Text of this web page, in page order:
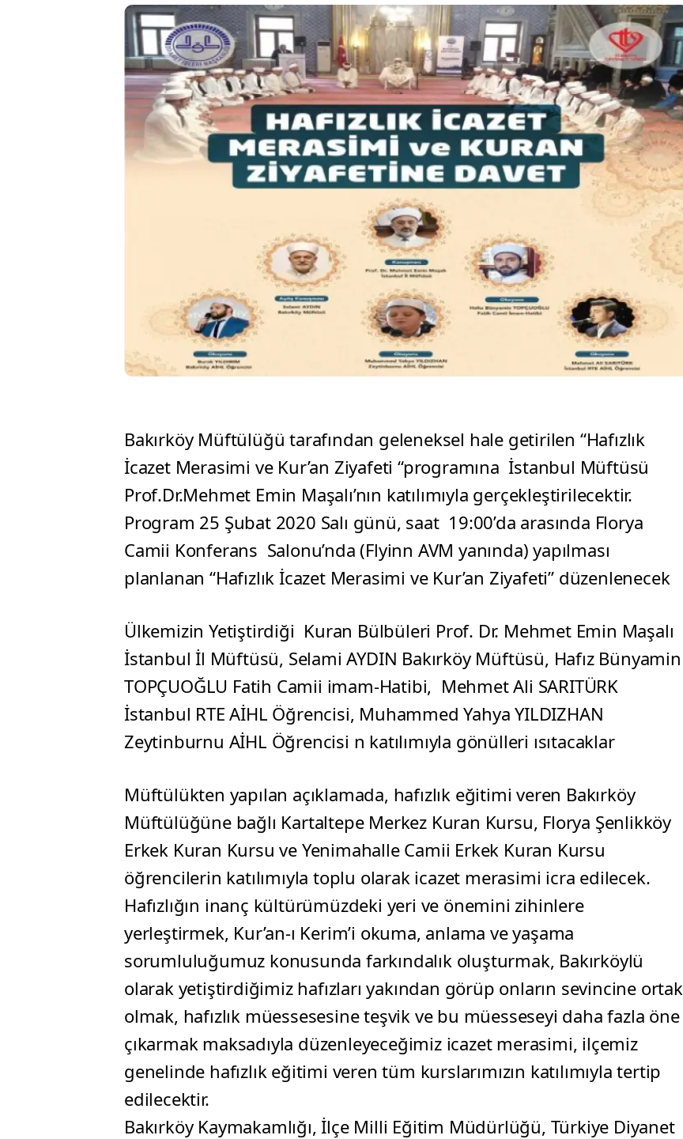
Bakırköy Müftülüğü tarafından geleneksel hale getirilen “Hafızlık
İcazet Merasimi ve Kur’an Ziyafeti “programına İstanbul Müftüsü
Prof.Dr.Mehmet Emin Maşalı’nın katılımıyla gerçekleştirilecektir.
Program 25 Şubat 2020 Salı günü, saat 19:00’da arasında Florya
Camii Konferans Salonu’nda (Flyinn AVM yanında) yapılması
planlanan “Hafızlık İcazet Merasimi ve Kur’an Ziyafeti” düzenlenecek
Ülkemizin Yetiştirdiği Kuran Bülbüleri Prof. Dr. Mehmet Emin Maşalı
İstanbul İl Müftüsü, Selami AYDIN Bakırköy Müftüsü, Hafız Bünyamin
TOPÇUOĞLU Fatih Camii imam-Hatibi, Mehmet Ali SARITÜRK
İstanbul RTE AİHL Öğrencisi, Muhammed Yahya YILDIZHAN
Zeytinburnu AİHL Öğrencisi n katılımıyla gönülleri ısıtacaklar
Müftülükten yapılan açıklamada, hafızlık eğitimi veren Bakırköy
Müftülüğüne bağlı Kartaltepe Merkez Kuran Kursu, Florya Şenlikköy
Erkek Kuran Kursu ve Yenimahalle Camii Erkek Kuran Kursu
öğrencilerin katılımıyla toplu olarak icazet merasimi icra edilecek.
Hafızlığın inanç kültürümüzdeki yeri ve önemini zihinlere
yerleştirmek, Kur’an-ı Kerim’i okuma, anlama ve yaşama
sorumluluğumuz konusunda farkındalık oluşturmak, Bakırköylü
olarak yetiştirdiğimiz hafızları yakından görüp onların sevincine ortak
olmak, hafızlık müessesesine teşvik ve bu müesseseyi daha fazla öne
çıkarmak maksadıyla düzenleyeceğimiz icazet merasimi, ilçemiz
genelinde hafızlık eğitimi veren tüm kurslarımızın katılımıyla tertip
edilecektir.
Bakırköy Kaymakamlığı, İlçe Milli Eğitim Müdürlüğü, Türkiye Diyanet